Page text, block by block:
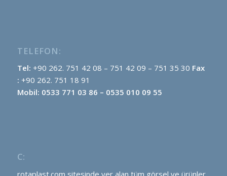
TELEFON:
Tel: +90 262. 751 42 08 – 751 42 09 – 751 35 30 Fax
: +90 262. 751 18 91
Mobil: 0533 771 03 86 – 0535 010 09 55
C:
rotaplast.com sitesinde yer alan tüm görsel ve ürünler